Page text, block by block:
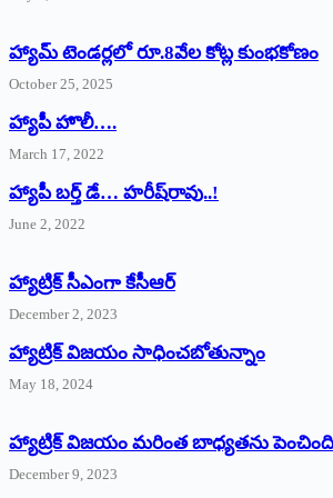
హ్యామ్‌ ‌టెండర్లలో రూ.8వేల కోట్ల కుంభకోణం
October 25, 2025
హ్యాపీ హొలీ….
March 17, 2022
హ్యాపీ బర్త్ ‌డే… హరీష్‌రావు..!
June 2, 2022
హ్యాట్రిక్‌ ‌సీఎంగా కేసీఆర్‌
December 2, 2023
హ్యాట్రిక్‌ విజయం సాధించబోతున్నాం
May 18, 2024
హ్యాట్రిక్ విజయం మరింత బాధ్యతను పెంచింది
December 9, 2023